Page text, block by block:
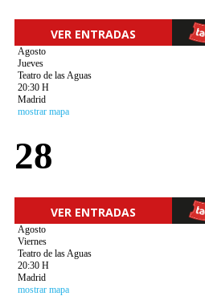
VER ENTRADAS
Agosto
Jueves
Teatro de las Aguas
20:30 H
Madrid
mostrar mapa
28
VER ENTRADAS
Agosto
Viernes
Teatro de las Aguas
20:30 H
Madrid
mostrar mapa